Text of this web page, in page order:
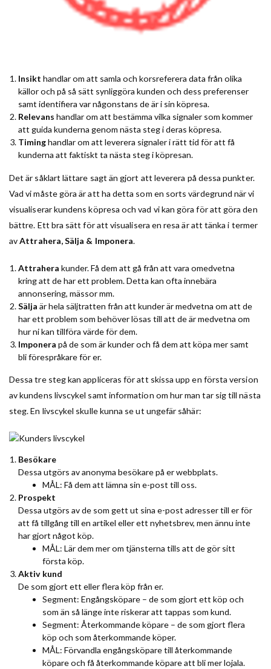
Insikt handlar om att samla och korsreferera data från olika
källor och på så sätt synliggöra kunden och dess preferenser
samt identifiera var någonstans de är i sin köpresa.
Relevans handlar om att bestämma vilka signaler som kommer
att guida kunderna genom nästa steg i deras köpresa.
Timinghandlar om att leverera signaler i rätt tid för att få
kunderna att faktiskt ta nästa steg i köpresan.
Det är såklart lättare sagt än gjort att leverera på dessa punkter.
Vad vi måste göra är att ha detta som en sorts värdegrund när vi
visualiserar kundens köpresa och vad vi kan göra för att göra den
bättre. Ett bra sätt för att visualisera en resa är att tänka i termer
avAttrahera, Sälja & Imponera.
Attrahera kunder. Få dem att gå från att vara omedvetna
kring att de har ett problem. Detta kan ofta innebära
annonsering, mässor mm.
Sälja är hela säljtratten från att kunder är medvetna om att de
har ett problem som behöver lösas till att de är medvetna om
hur ni kan tillföra värde för dem.
Imponera på de som är kunder och få dem att köpa mer samt
bli förespråkare för er.
Dessa tre steg kan appliceras för att skissa upp en första version
av kundens livscykel samt information om hur man tar sig till nästa
steg. En livscykel skulle kunna se ut ungefär såhär:
Besökare
Dessa utgörs av anonyma besökare på er webbplats.
MÅL: Få dem att lämna sin e-post till oss.
Prospekt
Dessa utgörs av de som gett ut sina e-post adresser till er för
att få tillgång till en artikel eller ett nyhetsbrev, men ännu inte
har gjort något köp.
MÅL: Lär dem mer om tjänsterna tills att de gör sitt
första köp.
Aktiv kund
De som gjort ett eller flera köp från er.
Segment: Engångsköpare – de som gjort ett köp och
som än så länge inte riskerar att tappas som kund.
Segment: Återkommande köpare – de som gjort flera
köp och som återkommande köper.
MÅL: Förvandla engångsköpare till återkommande
köpare och få återkommande köpare att bli mer lojala.